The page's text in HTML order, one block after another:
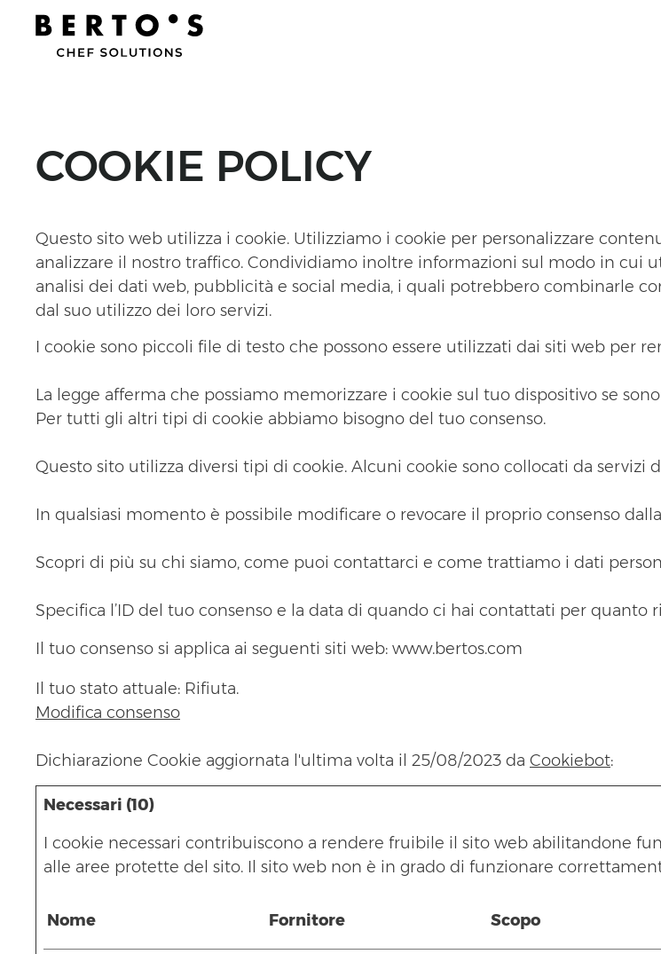
COOKIE POLICY
Questo sito web utilizza i cookie. Utilizziamo i cookie per personalizzare
analizzare il nostro traffico. Condividiamo inoltre informazioni sul modo in cui
analisi dei dati web, pubblicità e social media, i quali potrebbero combinarle
dal suo utilizzo dei loro servizi.
I cookie sono piccoli file di testo che possono essere utilizzati dai siti web per
La legge afferma che possiamo memorizzare i cookie sul tuo dispositivo se
Per tutti gli altri tipi di cookie abbiamo bisogno del tuo consenso.
Questo sito utilizza diversi tipi di cookie. Alcuni cookie sono collocati da servizi
In qualsiasi momento è possibile modificare o revocare il proprio consenso
Scopri di più su chi siamo, come puoi contattarci e come trattiamo i dati
Specifica l’ID del tuo consenso e la data di quando ci hai contattati per quanto
Il tuo consenso si applica ai seguenti siti web: www.bertos.com
Il tuo stato attuale: Rifiuta.
Modifica consenso
Dichiarazione Cookie aggiornata l'ultima volta il 25/08/2023 da Cookiebot:
Necessari (10)
I cookie necessari contribuiscono a rendere fruibile il sito web abilitandone
alle aree protette del sito. Il sito web non è in grado di funzionare
Nome Fornitore Scopo